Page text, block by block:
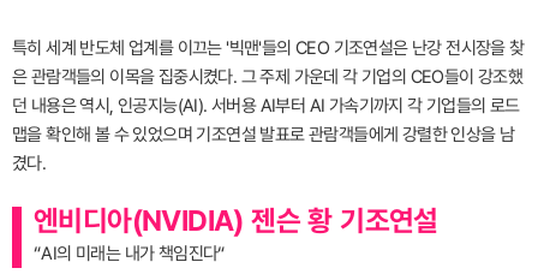
특히 세계 반도체 업계를 이끄는 '빅맨'들의 CEO 기조연설은 난강 전시장을 찾
은 관람객들의 이목을 집중시켰다. 그 주제 가운데 각 기업의 CEO들이 강조했
던 내용은 역시, 인공지능(AI). 서버용 AI부터 AI 가속기까지 각 기업들의 로드
맵을 확인해 볼 수 있었으며 기조연설 발표로 관람객들에게 강렬한 인상을 남
겼다.
엔비디아(NVIDIA) 젠슨 황 기조연설
“AI의 미래는 내가 책임진다“